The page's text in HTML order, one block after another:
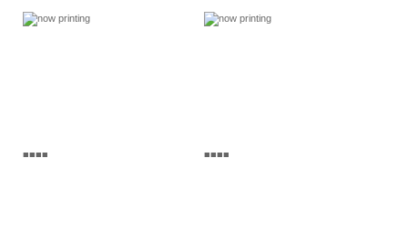
■■■■ ■■■■